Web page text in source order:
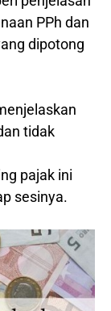
PPh dan
dipotong
tidak
pajak ini
sesinya.